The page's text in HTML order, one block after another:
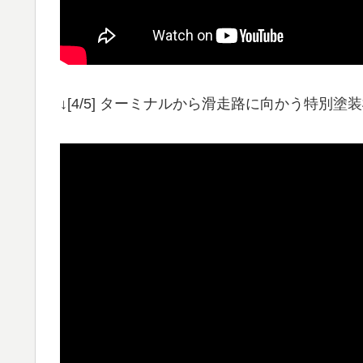
↓[4/5] ターミナルから滑走路に向かう特別塗